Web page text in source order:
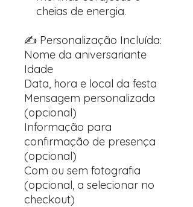
cheias de energia.
✍️ Personalização Incluída:
Nome da aniversariante
Idade
Data, hora e local da festa
Mensagem personalizada
(opcional)
Informação para
confirmação de presença
(opcional)
Com ou sem fotografia
(opcional, a selecionar no
checkout)